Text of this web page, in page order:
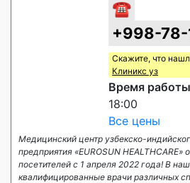
☎
+998-
Скажите, что
Клиникс уз
Время
18:00
Все цены
Медицинский центр узбекско-
предприятия «EUROSUN
посетителей с 1 апреля 2022 года! В
квалифицированные врачи различных